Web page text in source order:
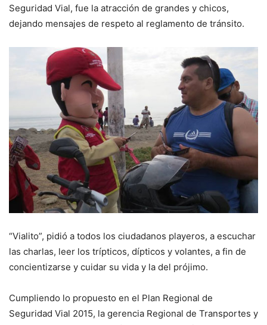
Seguridad Vial, fue la atracción de grandes y chicos,
dejando mensajes de respeto al reglamento de tránsito.
“Vialito”, pidió a todos los ciudadanos playeros, a escuchar
las charlas, leer los trípticos, dípticos y volantes, a fin de
concientizarse y cuidar su vida y la del prójimo.
Cumpliendo lo propuesto en el Plan Regional de
Seguridad Vial 2015, la gerencia Regional de Transportes y